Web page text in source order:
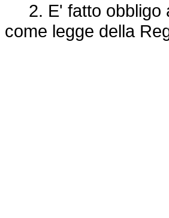
2. E' fatto obbligo
come legge della